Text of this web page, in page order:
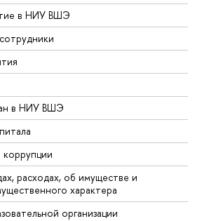
в НИУ ВШЭ
в НИУ ВШЭ
расходах, об имуществе и
характера
организации